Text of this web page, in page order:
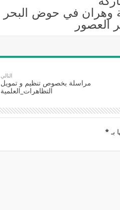
وهران في حوض البحر
العصور
التالي
مراسلة بخصوص تنظيم و تمويل
التظاهرات_العلمية
بـ *